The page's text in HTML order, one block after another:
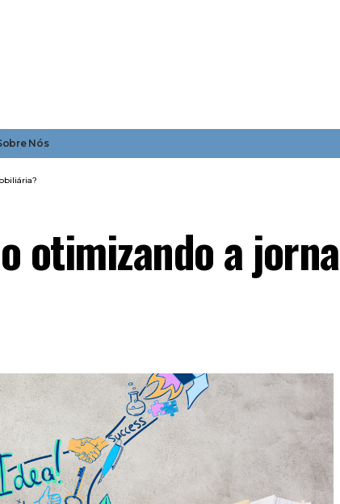
Nós
otimizando a